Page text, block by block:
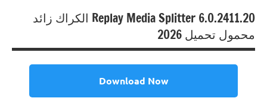
Replay Media Splitter 6.0.2411.20 الكراك زائد
محمول تحميل 2026
Download Now